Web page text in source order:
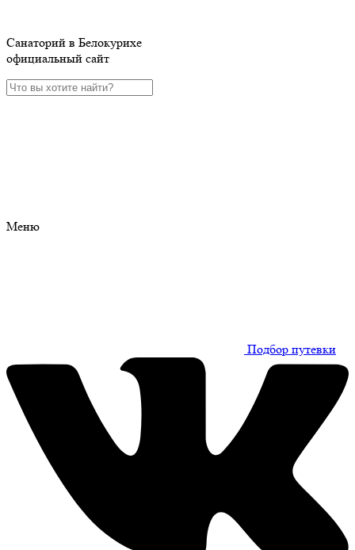
Санаторий в Белокурихе
официальный сайт
Меню
Подбор путевки